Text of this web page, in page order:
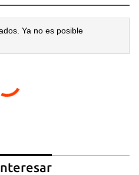
Ya no es posible